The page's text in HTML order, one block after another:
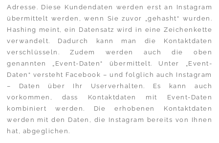
Adresse. Diese Kundendaten werden erst an Instagram
übermittelt werden, wenn Sie zuvor „gehasht“ wurden.
Hashing meint, ein Datensatz wird in eine Zeichenkette
verwandelt. Dadurch kann man die Kontaktdaten
verschlüsseln. Zudem werden auch die oben
genannten „Event-Daten“ übermittelt. Unter „Event-
Daten“ versteht Facebook – und folglich auch Instagram
– Daten über Ihr Userverhalten. Es kann auch
vorkommen, dass Kontaktdaten mit Event-Daten
kombiniert werden. Die erhobenen Kontaktdaten
werden mit den Daten, die Instagram bereits von Ihnen
hat, abgeglichen.